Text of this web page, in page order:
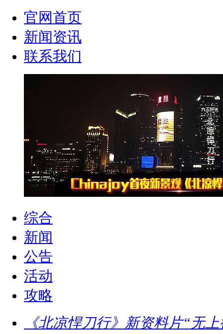
官网首页
新闻资讯
联系我们
综合
新闻
公告
活动
攻略
《北凉悍刀行》新资料片“无